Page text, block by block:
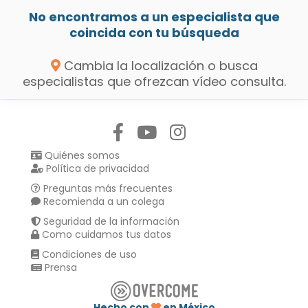
No encontramos a un especialista que
coincida con tu búsqueda
Cambia la localización o busca
especialistas que ofrezcan vídeo consulta.
Quiénes somos
Política de privacidad
Preguntas más frecuentes
Recomienda a un colega
Seguridad de la información
Como cuidamos tus datos
Condiciones de uso
Prensa